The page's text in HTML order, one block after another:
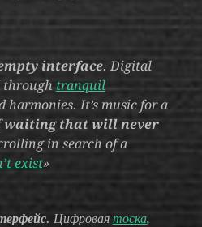
interface. Digital
through tranquil
harmonies. It’s music for a
waiting that will never
in search of a
exist»
. Цифровая тоска,